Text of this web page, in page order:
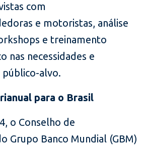
com
e motoristas, análise
e treinamento
nas necessidades e
alvo.
para o Brasil
o Conselho de
Grupo Banco Mundial (GBM)